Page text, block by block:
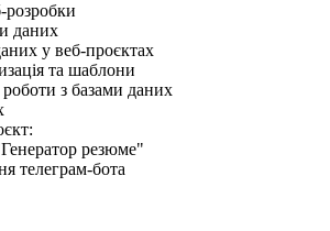
даних
у веб-проєктах
та шаблони
роботи з базами даних
резюме"
телеграм-бота